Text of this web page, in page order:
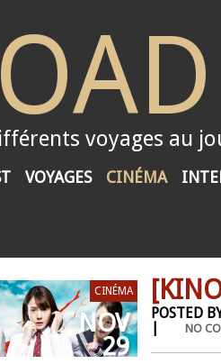
voyages au
VOYAGES CINÉMA
CINÉMA
NOV
29
POSTED
| NO